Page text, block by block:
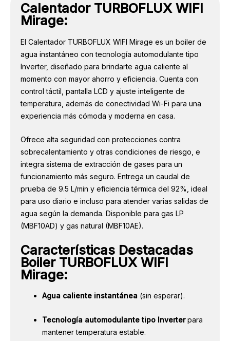
Calentador TURBOFLUX WIFI
Mirage:
El Calentador TURBOFLUX WIFI Mirage es un boiler de
agua instantáneo con tecnología automodulante tipo
Inverter, diseñado para brindarte agua caliente al
momento con mayor ahorro y eficiencia. Cuenta con
control táctil, pantalla LCD y ajuste inteligente de
temperatura, además de conectividad Wi-Fi para una
experiencia más cómoda y moderna en casa.
Ofrece alta seguridad con protecciones contra
sobrecalentamiento y otras condiciones de riesgo, e
integra sistema de extracción de gases para un
funcionamiento más seguro. Entrega un caudal de
prueba de 9.5 L/min y eficiencia térmica del 92%, ideal
para uso diario e incluso para atender varias salidas de
agua según la demanda. Disponible para gas LP
(MBF10AD) y gas natural (MBF10AE).
Características Destacadas
Boiler TURBOFLUX WIFI
Mirage:
Agua caliente instantánea (sin esperar).
Tecnología automodulante tipo Inverterpara
mantener temperatura estable.